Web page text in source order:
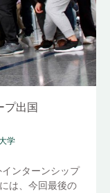
プ出国
学
ンターンシップ
は、今回最後の